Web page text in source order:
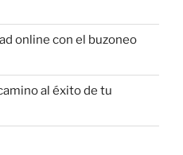
online con el buzoneo
al éxito de tu